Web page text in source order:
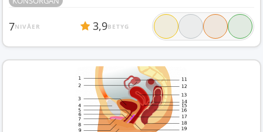
7NIVÅER 3,9BETYG